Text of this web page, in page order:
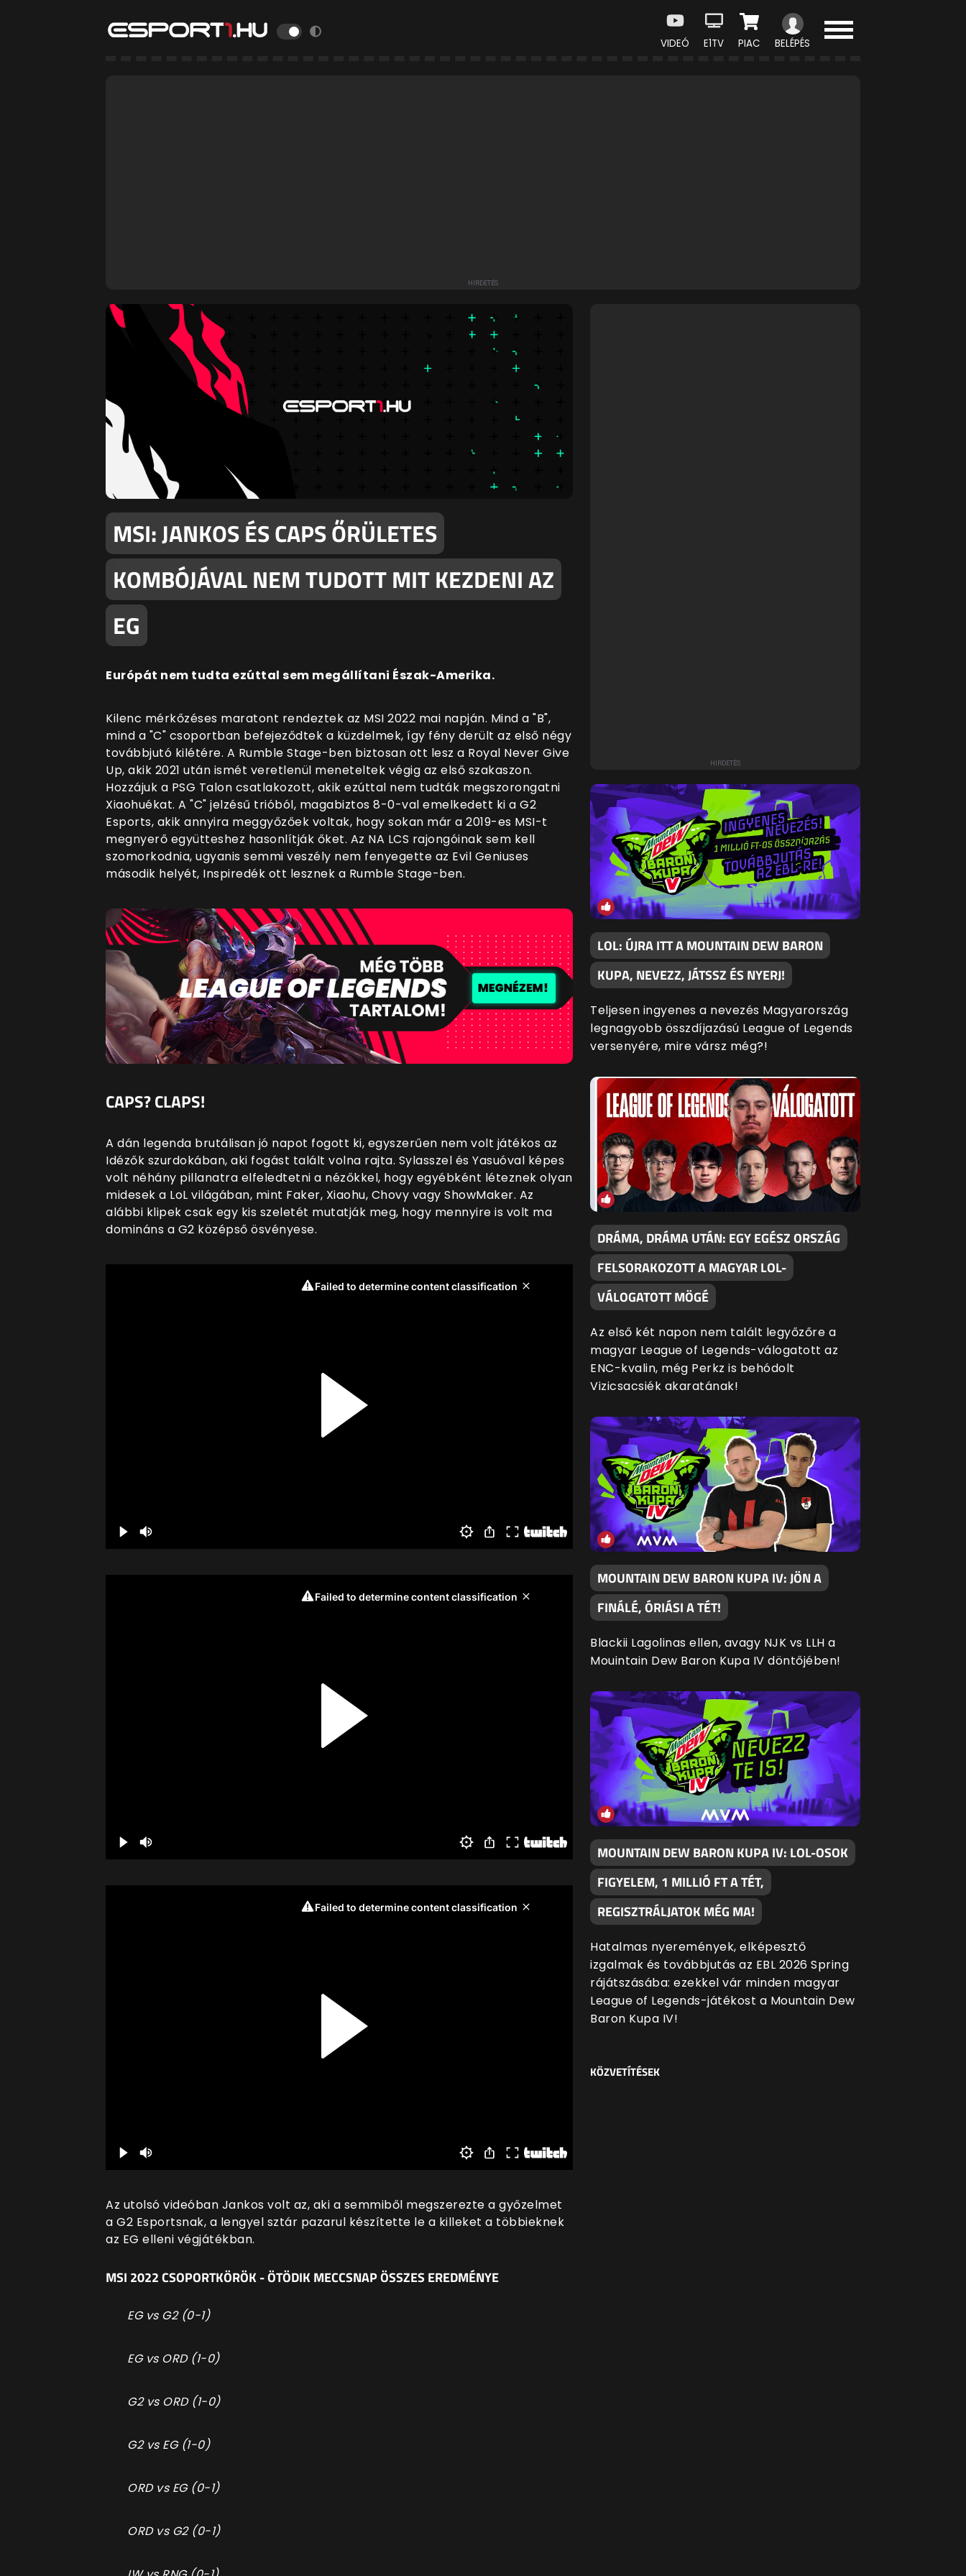
VIDEÓ E1TV PIAC BELÉPÉS
MSI: JANKOS ÉS CAPS ŐRÜLETES
KOMBÓJÁVAL NEM TUDOTT MIT KEZDENI AZ
EG
Európát nem tudta ezúttal sem megállítani Észak-Amerika.
Kilenc mérkőzéses maratont rendeztek az MSI 2022 mai napján. Mind a "B",
mind a "C" csoportban befejeződtek a küzdelmek, így fény derült az első négy
továbbjutó kilétére. A Rumble Stage-ben biztosan ott lesz a Royal Never Give
Up, akik 2021 után ismét veretlenül meneteltek végig az első szakaszon.
Hozzájuk a PSG Talon csatlakozott, akik ezúttal nem tudták megszorongatni
Xiaohuékat. A "C" jelzésű trióból, magabiztos 8-0-val emelkedett ki a G2
Esports, akik annyira meggyőzőek voltak, hogy sokan már a 2019-es MSI-t
megnyerő együtteshez hasonlítják őket. Az NA LCS rajongóinak sem kell
szomorkodnia, ugyanis semmi veszély nem fenyegette az Evil Geniuses
második helyét, Inspiredék ott lesznek a Rumble Stage-ben.
CAPS? CLAPS!
A dán legenda brutálisan jó napot fogott ki, egyszerűen nem volt játékos az
Idézők szurdokában, aki fogást talált volna rajta. Sylasszel és Yasuóval képes
volt néhány pillanatra elfeledtetni a nézőkkel, hogy egyébként léteznek olyan
midesek a LoL világában, mint Faker, Xiaohu, Chovy vagy ShowMaker. Az
alábbi klipek csak egy kis szeletét mutatják meg, hogy mennyire is volt ma
domináns a G2 középső ösvényese.
Az utolsó videóban Jankos volt az, aki a semmiből megszerezte a győzelmet
a G2 Esportsnak, a lengyel sztár pazarul készítette le a killeket a többieknek
az EG elleni végjátékban.
MSI 2022 CSOPORTKÖRÖK - ÖTÖDIK MECCSNAP ÖSSZES EREDMÉNYE
EG vs G2 (0-1)
EG vs ORD (1-0)
G2 vs ORD (1-0)
G2 vs EG (1-0)
ORD vs EG (0-1)
ORD vs G2 (0-1)
LOL: ÚJRA ITT A MOUNTAIN DEW BARON
KUPA, NEVEZZ, JÁTSSZ ÉS NYERJ!
Teljesen ingyenes a nevezés Magyarország
legnagyobb összdíjazású League of Legends
versenyére, mire vársz még?!
DRÁMA, DRÁMA UTÁN: EGY EGÉSZ ORSZÁG
FELSORAKOZOTT A MAGYAR LOL-
VÁLOGATOTT MÖGÉ
Az első két napon nem talált legyőzőre a
magyar League of Legends-válogatott az
ENC-kvalin, még Perkz is behódolt
Vizicsacsiék akaratának!
MOUNTAIN DEW BARON KUPA IV: JÖN A
FINÁLÉ, ÓRIÁSI A TÉT!
Blackii Lagolinas ellen, avagy NJK vs LLH a
Mouintain Dew Baron Kupa IV döntőjében!
MOUNTAIN DEW BARON KUPA IV: LOL-OSOK
FIGYELEM, 1 MILLIÓ FT A TÉT,
REGISZTRÁLJATOK MÉG MA!
Hatalmas nyeremények, elképesztő
izgalmak és továbbjutás az EBL 2026 Spring
rájátszásába: ezekkel vár minden magyar
League of Legends-játékost a Mountain Dew
Baron Kupa IV!
KÖZVETÍTÉSEK